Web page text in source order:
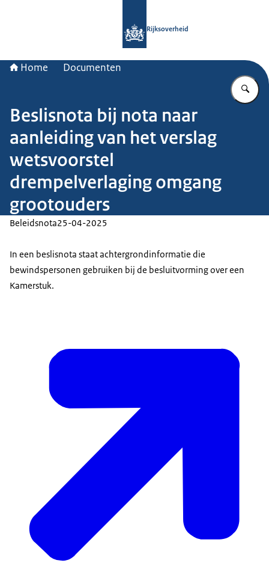
Rijksoverheid
Home Documenten
Beslisnota bij nota naar
aanleiding van het verslag
wetsvoorstel
drempelverlaging omgang
grootouders
Beleidsnota25-04-2025
In een beslisnota staat achtergrondinformatie die
bewindspersonen gebruiken bij de besluitvorming over een
Kamerstuk.